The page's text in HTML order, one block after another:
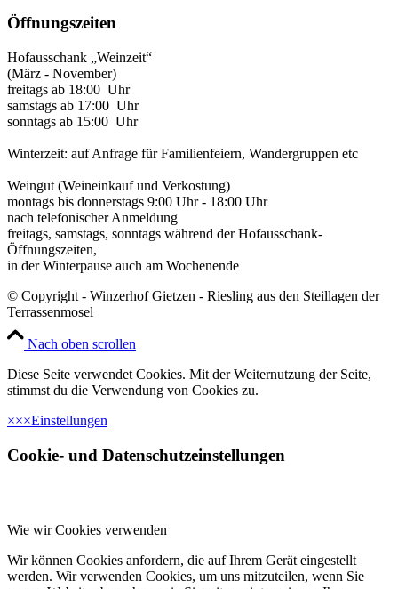
Öffnungszeiten
Hofausschank „Weinzeit“
(März - November)
freitags ab 18:00 Uhr
samstags ab 17:00 Uhr
sonntags ab 15:00 Uhr
Winterzeit: auf Anfrage für Familienfeiern, Wandergruppen etc
Weingut (Weineinkauf und Verkostung)
montags bis donnerstags 9:00 Uhr - 18:00 Uhr
nach telefonischer Anmeldung
freitags, samstags, sonntags während der Hofausschank-
Öffnungszeiten,
in der Winterpause auch am Wochenende
© Copyright - Winzerhof Gietzen - Riesling aus den Steillagen der
Terrassenmosel
Nach oben scrollen
Diese Seite verwendet Cookies. Mit der Weiternutzung der Seite,
stimmst du die Verwendung von Cookies zu.
×××Einstellungen
Cookie- und Datenschutzeinstellungen
Wie wir Cookies verwenden
Wir können Cookies anfordern, die auf Ihrem Gerät eingestellt
werden. Wir verwenden Cookies, um uns mitzuteilen, wenn Sie